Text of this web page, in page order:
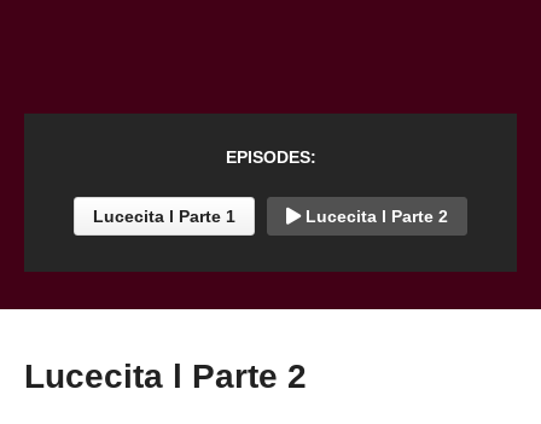
EPISODES:
Lucecita l Parte 1 Lucecita l Parte 2
Lucecita l Parte 2